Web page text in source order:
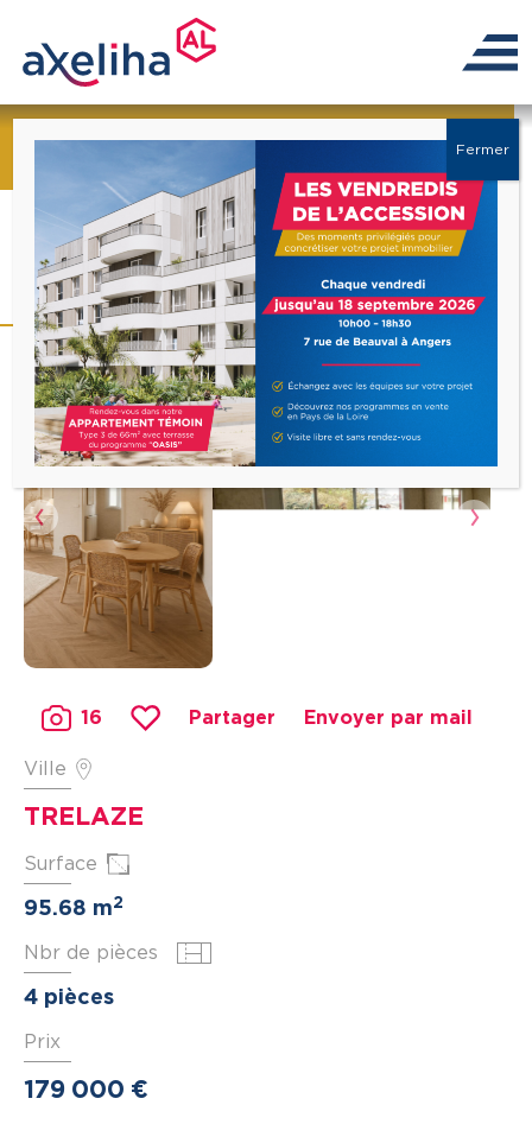
← Retour à la liste
Appartement Trelazé 4
pièce(s) 95m2
Précédent
16 Partager Envoyer par mail
Ville
TRELAZE
Surface
95.68 m2
Nbr de pièces
4 pièces
Prix
179 000 €
Fermer